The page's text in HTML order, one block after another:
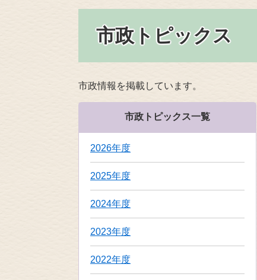
市政トピックス
市政情報を掲載しています。
市政トピックス一覧
2026年度
2025年度
2024年度
2023年度
2022年度